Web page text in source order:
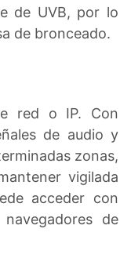
de UVB, por lo
de bronceado.
red o IP. Con
de audio y
zonas,
vigilada
acceder con
de